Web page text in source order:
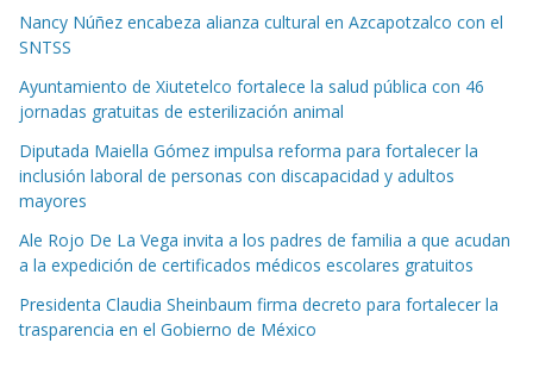
Nancy Núñez encabeza alianza cultural en Azcapotzalco con el
SNTSS
Ayuntamiento de Xiutetelco fortalece la salud pública con 46
jornadas gratuitas de esterilización animal
Diputada Maiella Gómez impulsa reforma para fortalecer la
inclusión laboral de personas con discapacidad y adultos
mayores
Ale Rojo De La Vega invita a los padres de familia a que acudan
a la expedición de certificados médicos escolares gratuitos
Presidenta Claudia Sheinbaum firma decreto para fortalecer la
trasparencia en el Gobierno de México